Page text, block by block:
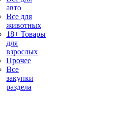
авто
Все для
животных
18+ Товары
для
взрослых
Прочее
Все
закупки
раздела